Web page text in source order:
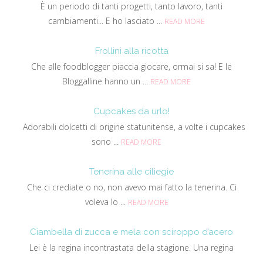
È un periodo di tanti progetti, tanto lavoro, tanti
cambiamenti... E ho lasciato ... READ MORE
Frollini alla ricotta
Che alle foodblogger piaccia giocare, ormai si sa! E le
Bloggalline hanno un ... READ MORE
Cupcakes da urlo!
Adorabili dolcetti di origine statunitense, a volte i cupcakes
sono ... READ MORE
Tenerina alle ciliegie
Che ci crediate o no, non avevo mai fatto la tenerina. Ci
voleva lo ... READ MORE
Ciambella di zucca e mela con sciroppo d’acero
Lei è la regina incontrastata della stagione. Una regina